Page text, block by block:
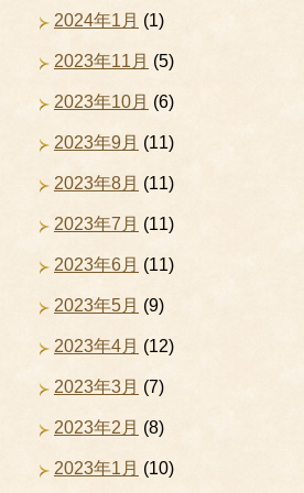
2024年1月 (1)
2023年11月 (5)
2023年10月 (6)
2023年9月 (11)
2023年8月 (11)
2023年7月 (11)
2023年6月 (11)
2023年5月 (9)
2023年4月 (12)
2023年3月 (7)
2023年2月 (8)
2023年1月 (10)